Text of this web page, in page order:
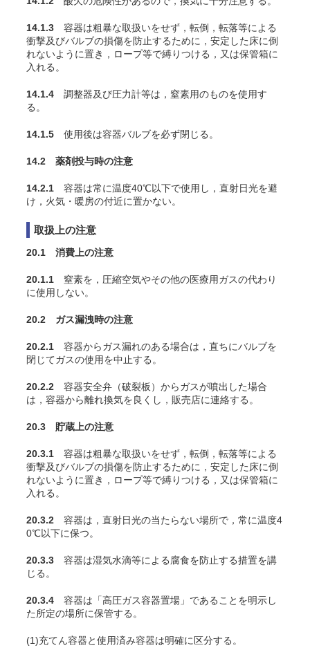
14.1.3 容器は粗暴な取扱いをせず，転倒，転落等による
衝撃及びバルブの損傷を防止するために，安定した床に倒
れないように置き，ロープ等で縛りつける，又は保管箱に
入れる。
14.1.4 調整器及び圧力計等は，窒素用のものを使用す
る。
14.1.5 使用後は容器バルブを必ず閉じる。
14.2 薬剤投与時の注意
14.2.1 容器は常に温度40℃以下で使用し，直射日光を避
け，火気・暖房の付近に置かない。
取扱上の注意
20.1 消費上の注意
20.1.1 窒素を，圧縮空気やその他の医療用ガスの代わり
に使用しない。
20.2 ガス漏洩時の注意
20.2.1 容器からガス漏れのある場合は，直ちにバルブを
閉じてガスの使用を中止する。
20.2.2 容器安全弁（破裂板）からガスが噴出した場合
は，容器から離れ換気を良くし，販売店に連絡する。
20.3 貯蔵上の注意
20.3.1 容器は粗暴な取扱いをせず，転倒，転落等による
衝撃及びバルブの損傷を防止するために，安定した床に倒
れないように置き，ロープ等で縛りつける，又は保管箱に
入れる。
20.3.2 容器は，直射日光の当たらない場所で，常に温度4
0℃以下に保つ。
20.3.3 容器は湿気水滴等による腐食を防止する措置を講
じる。
20.3.4 容器は「高圧ガス容器置場」であることを明示し
た所定の場所に保管する。
(1)充てん容器と使用済み容器は明確に区分する。